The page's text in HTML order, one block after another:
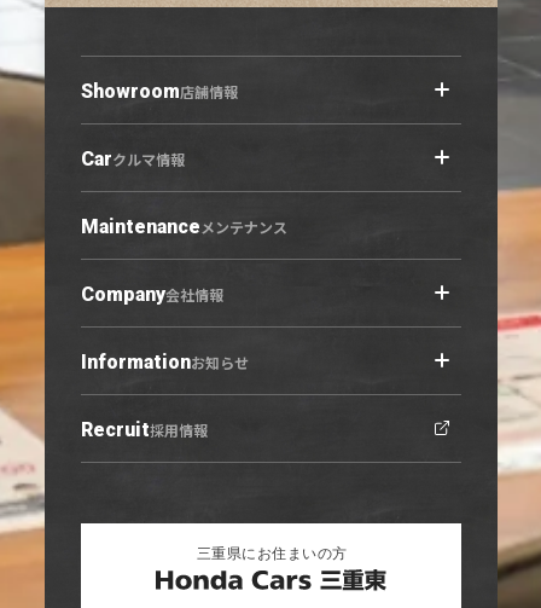
Showroom店舗情報
店舗情報トップ
小牧原店
春日井六軒屋店
U-Select羽黒
営業日カレンダー
Carクルマ情報
クルマ情報トップ
展示車・試乗車
中古車
Maintenanceメンテナンス
Company会社情報
会社概要トップ
ご利用にあたって
プライバシーポリシー
Informationお知らせ
お知らせトップ
ニュース
Recruit採用情報